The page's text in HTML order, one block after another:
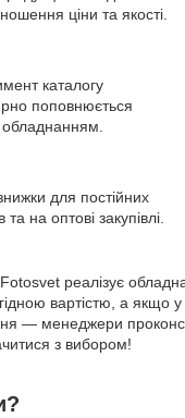
ціни та якості.
каталогу
поповнюється
для постійних
та на оптові закупівлі.
реалізує
вартістю, а якщо
— менеджери
з вибором!